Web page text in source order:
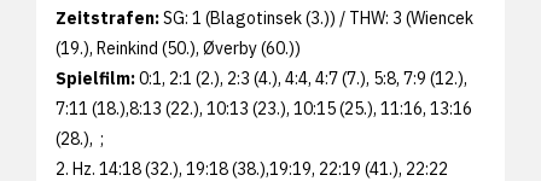
Zeitstrafen:SG: 1 (Blagotinsek (3.)) / THW: 3 (Wiencek
(19.), Reinkind (50.), Øverby (60.))
Spielfilm:0:1, 2:1 (2.), 2:3 (4.), 4:4, 4:7 (7.), 5:8, 7:9 (12.),
7:11 (18.),8:13 (22.), 10:13 (23.), 10:15 (25.), 11:16, 13:16
(28.), ;
2. Hz. 14:18 (32.), 19:18 (38.),19:19, 22:19 (41.), 22:22